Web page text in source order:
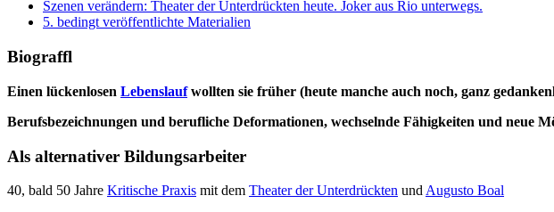
Szenen verändern: Theater der Unterdrückten heute. Joker aus Rio unterwegs.
5. bedingt veröffentlichte Materialien
Biograffl
Einen lückenlosen Lebenslaufwollten sie früher (heute manche auch noch, ganz
Berufsbezeichnungen und berufliche Deformationen, wechselnde Fähigkeiten und neue
Als alternativer Bildungsarbeiter
40, bald 50 Jahre Kritische Praxis mit dem Theater der Unterdrückten und Augusto Boal